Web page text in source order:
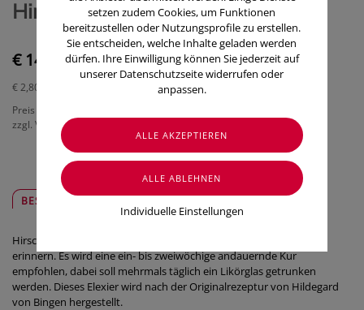
Hirschzunge 500ml
€ 14,00
€ 2,80
Preis inkl. MwSt.
zzgl. Versandkosten
BESCHREIBUNG
Hirschzunge ist ein Farn, dessen Blätter an die Form einer Zunge
erinnern. Es wird eine ein- bis zweiwöchige andauernde Kur
empfohlen, dabei soll mehrmals täglich ein Likörglas getrunken
werden. Dieses Elexier wird nach der Originalrezeptur von Hildegard
von Bingen hergestellt.
setzen zudem Cookies, um Funktionen
bereitzustellen oder Nutzungsprofile zu erstellen.
Sie entscheiden, welche Inhalte geladen werden
dürfen. Ihre Einwilligung können Sie jederzeit auf
unserer Datenschutzseite widerrufen oder
anpassen.
Individuelle Einstellungen